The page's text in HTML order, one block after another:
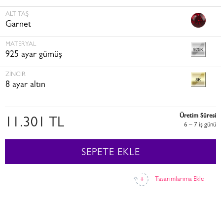
ALT TAŞ
Garnet
MATERYAL
925 ayar gümüş
ZINCIR
8 ayar altın
Tasarımlarıma Ekle
11.301 TL
Üretim Süresi
6 – 7 i̇ş günü
SEPETE EKLE